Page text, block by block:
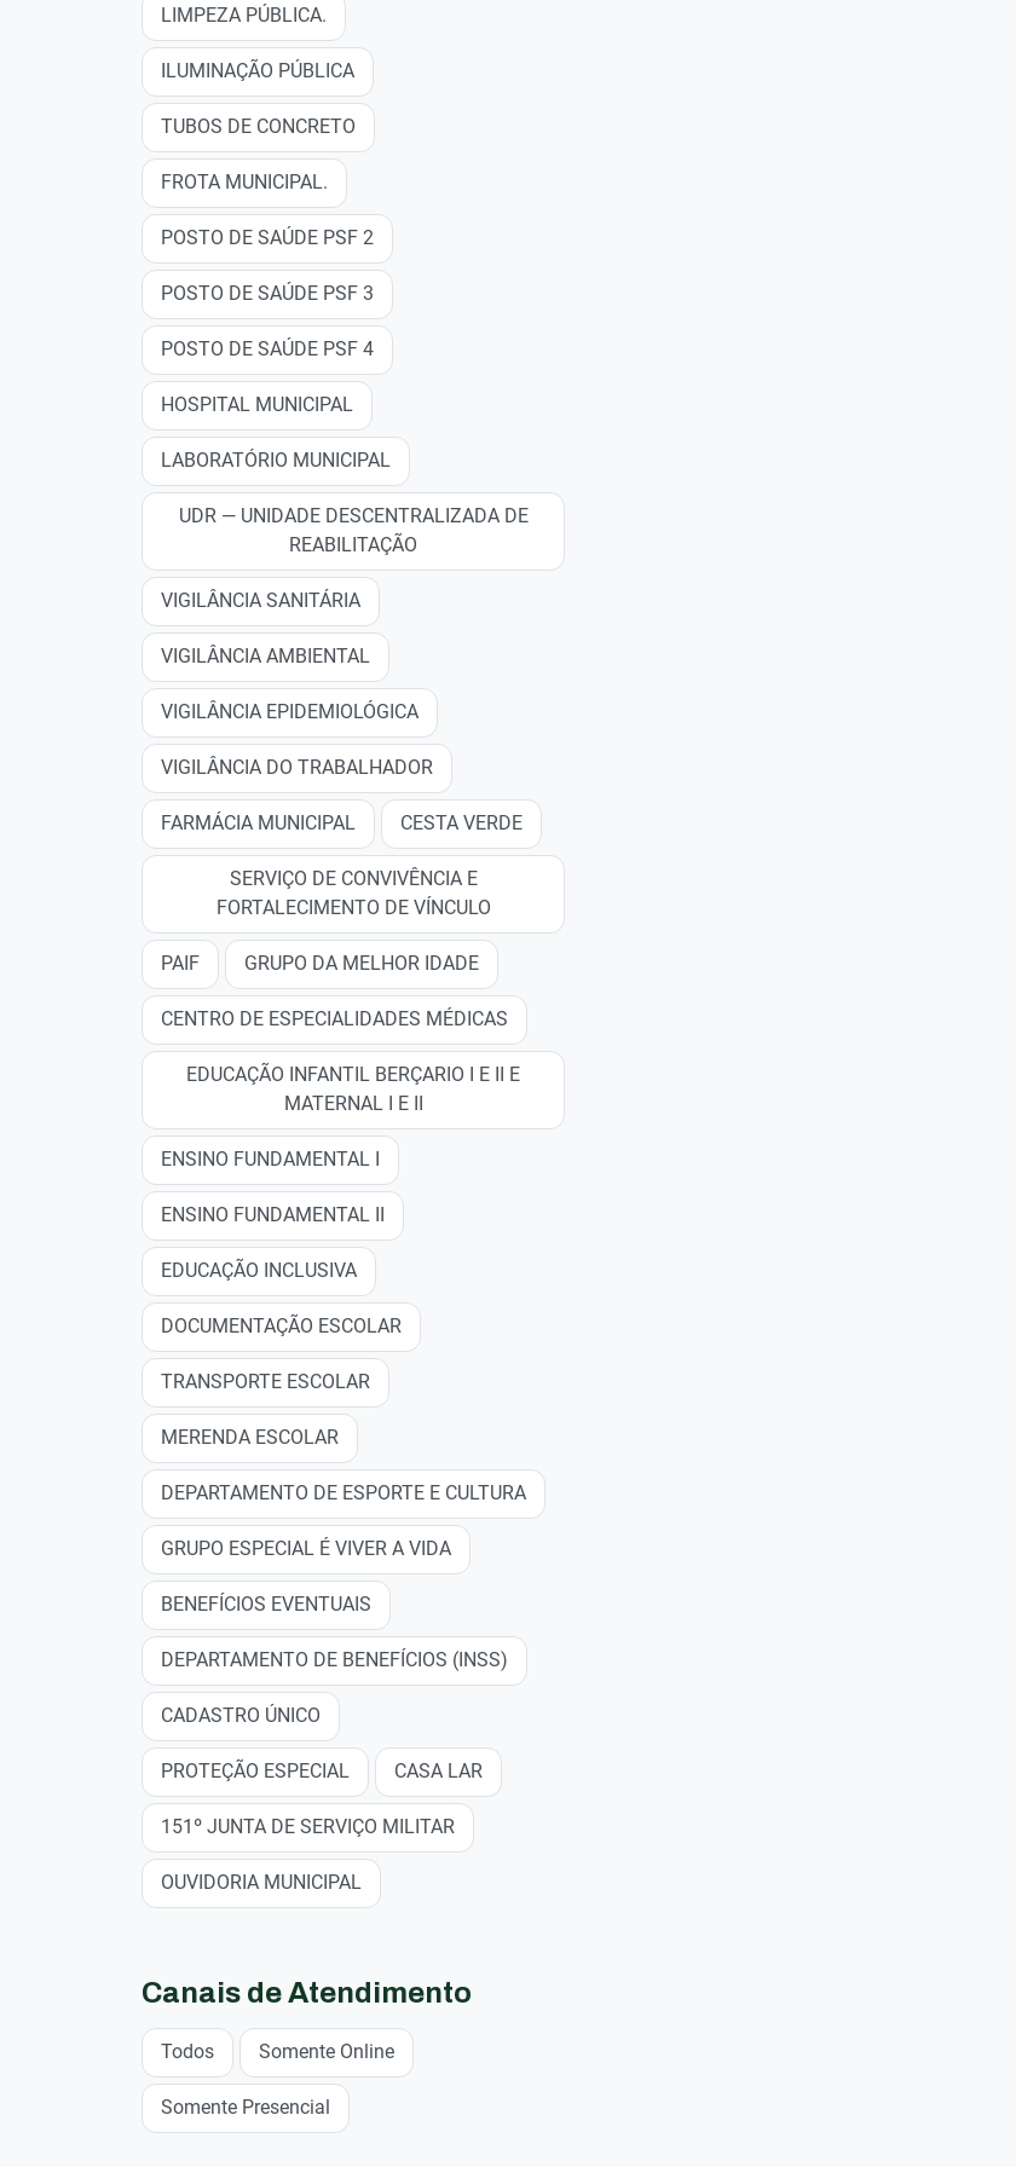
LIMPEZA PÚBLICA.
ILUMINAÇÃO PÚBLICA
TUBOS DE CONCRETO
FROTA MUNICIPAL.
POSTO DE SAÚDE PSF 2
POSTO DE SAÚDE PSF 3
POSTO DE SAÚDE PSF 4
HOSPITAL MUNICIPAL
LABORATÓRIO MUNICIPAL
UDR — UNIDADE DESCENTRALIZADA DE
REABILITAÇÃO
VIGILÂNCIA SANITÁRIA
VIGILÂNCIA AMBIENTAL
VIGILÂNCIA EPIDEMIOLÓGICA
VIGILÂNCIA DO TRABALHADOR
FARMÁCIA MUNICIPAL CESTA VERDE
SERVIÇO DE CONVIVÊNCIA E
FORTALECIMENTO DE VÍNCULO
PAIF GRUPO DA MELHOR IDADE
CENTRO DE ESPECIALIDADES MÉDICAS
EDUCAÇÃO INFANTIL BERÇARIO I E II E
MATERNAL I E II
ENSINO FUNDAMENTAL I
ENSINO FUNDAMENTAL II
EDUCAÇÃO INCLUSIVA
DOCUMENTAÇÃO ESCOLAR
TRANSPORTE ESCOLAR
MERENDA ESCOLAR
DEPARTAMENTO DE ESPORTE E CULTURA
GRUPO ESPECIAL É VIVER A VIDA
BENEFÍCIOS EVENTUAIS
DEPARTAMENTO DE BENEFÍCIOS (INSS)
CADASTRO ÚNICO
PROTEÇÃO ESPECIAL CASA LAR
151º JUNTA DE SERVIÇO MILITAR
OUVIDORIA MUNICIPAL
Canais de Atendimento
Todos Somente Online
Somente Presencial